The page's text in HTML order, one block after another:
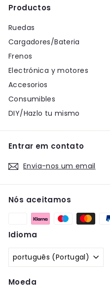
Productos
Ruedas
Cargadores/Bateria
Frenos
Electrónica y motores
Accesorios
Consumibles
DIY/Hazlo tu mismo
Entrar em contato
Envia-nos um email
Nós aceitamos
Idioma
português (Portugal)
Moeda